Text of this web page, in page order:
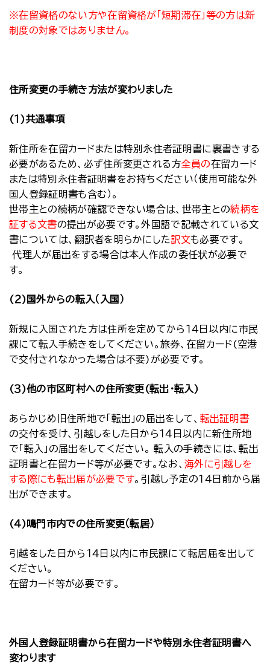
※在留資格のない方や在留資格が「短期滞在」等の方は新
制度の対象ではありません。
住所変更の手続き方法が変わりました
(１)共通事項
新住所を在留カードまたは特別永住者証明書に裏書きする
必要があるため、必ず住所変更される方全員の在留カード
または特別永住者証明書をお持ちください（使用可能な外
国人登録証明書も含む）。
世帯主との続柄が確認できない場合は、世帯主との続柄を
証する文書の提出が必要です。外国語で記載されている文
書については、翻訳者を明らかにした訳文も必要です。
代理人が届出をする場合は本人作成の委任状が必要で
す。
(２)国外からの転入（入国）
新規に入国された方は住所を定めてから１４日以内に市民
課にて転入手続きをしてください。旅券、在留カード(空港
で交付されなかった場合は不要)が必要です。
(３)他の市区町村への住所変更(転出・転入)
あらかじめ旧住所地で「転出」の届出をして、 転出証明書
の交付を受け、引越しをした日から１４日以内に新住所地
で「転入」の届出をしてください。 転入の手続きには、転出
証明書と在留カード等が必要です。なお、海外に引越しを
する際にも転出届が必要です。引越し予定の１４日前から届
出ができます。
(４)鳴門市内での住所変更（転居）
引越をした日から１４日以内に市民課にて転居届を出して
ください。
在留カード等が必要です。
外国人登録証明書から在留カードや特別永住者証明書へ
変わります